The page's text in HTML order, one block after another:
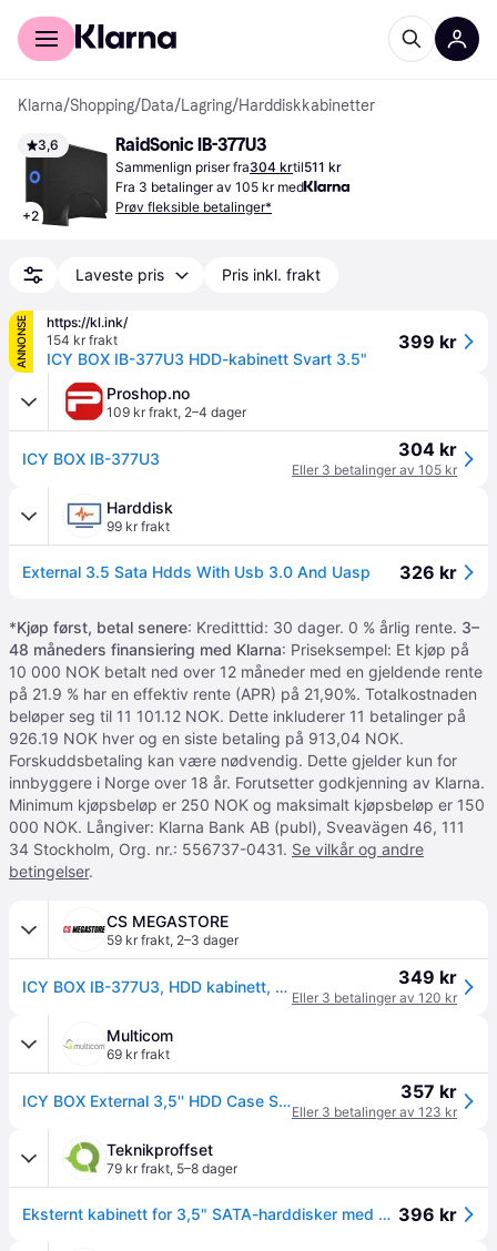
For kunder
Klarna/Shopping/Data/Lagring/Harddiskkabinetter
3,6
+2
RaidSonic IB-377U3
Sammenlign priser fra304 krtil511 kr
Fra 3 betalinger av 105 kr med
Prøv fleksible betalinger*
Laveste pris Pris inkl. frakt
ANNONSE
https://kl.ink/
154 kr frakt
ICY BOX IB-377U3 HDD-kabinett Svart 3.5"
399 kr
Proshop.no
109 kr frakt, 2–4 dager
ICY BOX IB-377U3 304 kr
Eller 3 betalinger av 105 kr
Harddisk
99 kr frakt
External 3.5 Sata Hdds With Usb 3.0 And Uasp 326 kr
*Kjøp først, betal senere: Kreditttid: 30 dager. 0 % årlig rente. 3–
48 måneders finansiering med Klarna: Priseksempel: Et kjøp på
10 000 NOK betalt ned over 12 måneder med en gjeldende rente
på 21.9 % har en effektiv rente (APR) på 21,90%. Totalkostnaden
beløper seg til 11 101.12 NOK. Dette inkluderer 11 betalinger på
926.19 NOK hver og en siste betaling på 913,04 NOK.
Forskuddsbetaling kan være nødvendig. Dette gjelder kun for
innbyggere i Norge over 18 år. Forutsetter godkjenning av Klarna.
Minimum kjøpsbeløp er 250 NOK og maksimalt kjøpsbeløp er 150
000 NOK. Långiver: Klarna Bank AB (publ), Sveavägen 46, 111
34 Stockholm, Org. nr.: 556737-0431. Se vilkår og andre
betingelser.
CS MEGASTORE
59 kr frakt, 2–3 dager
ICY BOX IB-377U3, HDD kabinett, 3,5, SATA, Serial ATA II, Serial ATA III, 5 Gbit/sek., Hot-swap, Sort 349 kr
Eller 3 betalinger av 120 kr
Multicom
69 kr frakt
ICY BOX External 3,5'' HDD Case SATA III, USB 3.0, Black (IB-377U3) 357 kr
Eller 3 betalinger av 123 kr
Teknikproffset
79 kr frakt, 5–8 dager
Eksternt kabinett for 3,5" SATA-harddisker med USB 3.0-grensesnitt 396 kr